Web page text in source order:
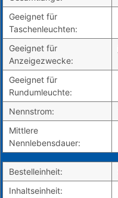
Geeignet für
Taschenleuchten:
Geeignet für
Anzeigezwecke:
Geeignet für
Rundumleuchte:
Nennstrom:
Mittlere
Nennlebensdauer:
Bestelleinheit:
Inhaltseinheit: